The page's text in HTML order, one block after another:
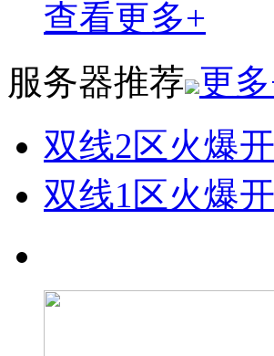
查看更多+
服务器推荐 更
双线2区火爆
双线1区火爆